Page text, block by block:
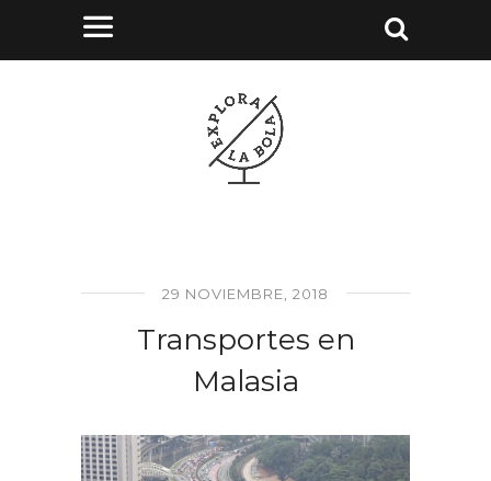
29 NOVIEMBRE, 2018
Transportes en
Malasia